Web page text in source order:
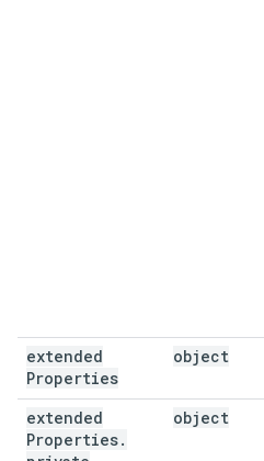
extended
Properties
object
extended
Properties.
object